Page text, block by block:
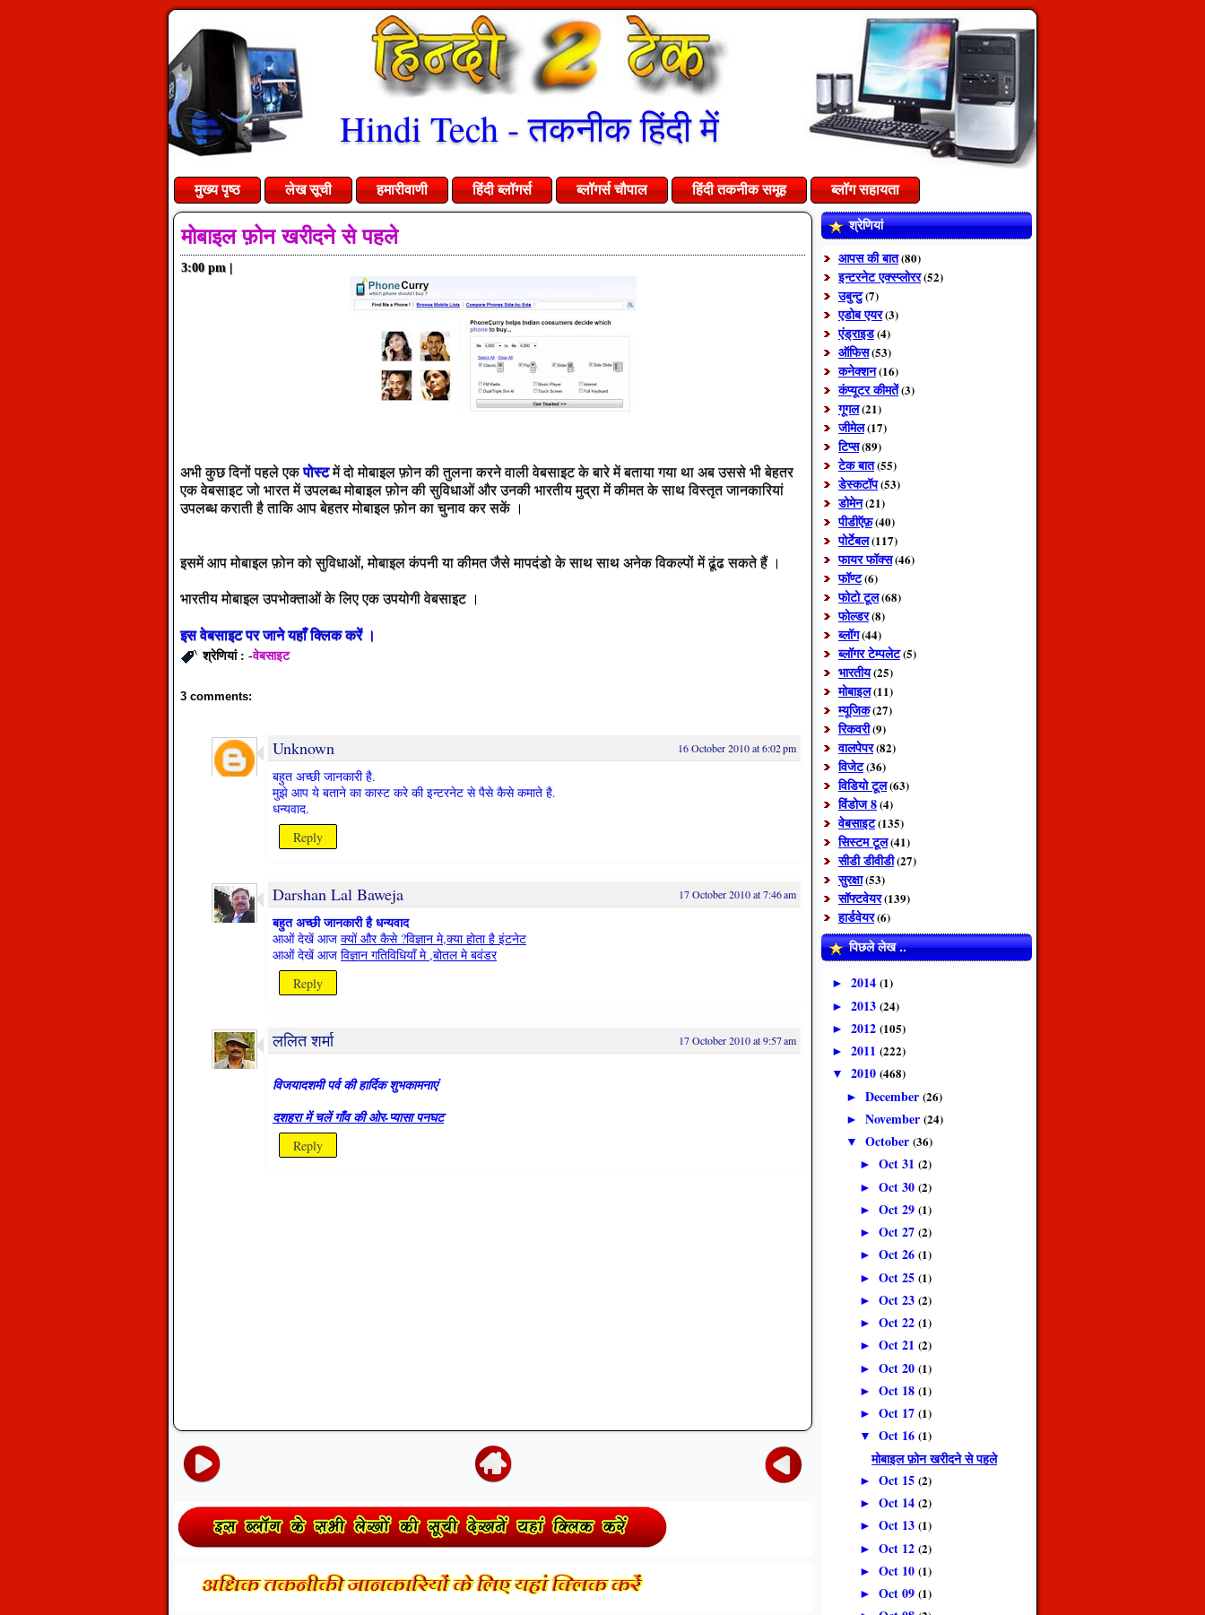
Hindi Tech - तकनीक हिंदी में
मुख्य पृष्ठ लेख सूची हमारीवाणी हिंदी ब्लॉगर्स ब्लॉगर्स चौपाल हिंदी तकनीक समूह ब्लॉग सहायता
मोबाइल फ़ोन खरीदने से पहले
3:00 pm |
अभी कुछ दिनों पहले एकपोस्टमें दो मोबाइल फ़ोन की तुलना करने वाली वेबसाइट के बारे में बताया गया था अब उससे भी बेहतर
एक वेबसाइट जो भारत में उपलब्ध मोबाइल फ़ोन की सुविधाओं और उनकी भारतीय मुद्रा में कीमत के साथ विस्तृत जानकारियां
उपलब्ध कराती है ताकि आप बेहतर मोबाइल फ़ोन का चुनाव कर सकें ।
इसमें आप मोबाइल फ़ोन को सुविधाओं, मोबाइल कंपनी या कीमत जैसे मापदंडो के साथ साथ अनेक विकल्पों में ढूंढ सकते हैं ।
भारतीय मोबाइल उपभोक्ताओं के लिए एक उपयोगी वेबसाइट ।
इसवेबसाइटपरजानेयहाँक्लिककरें।
श्रेणियां : -वेबसाइट
3 comments:
Unknown 16 October 2010 at 6:02 pm
बहुत अच्छी जानकारी है.
मुझे आप ये बताने का कास्ट करे की इन्टरनेट से पैसे कैसे कमाते है.
धन्यवाद.
Reply
Darshan Lal Baweja 17 October 2010 at 7:46 am
बहुत अच्छी जानकारी है धन्यवाद
आओं देखें आज क्यों और कैसे ?विज्ञान मे,क्या होता है इंटनेट
आओं देखें आज विज्ञान गतिविधियाँ मे ,बोतल मे बवंडर
Reply
ललित शर्मा 17 October 2010 at 9:57 am
विजयादशमी पर्व की हार्दिक शुभकामनाएं
दशहरा में चलें गाँव की ओर-प्यासा पनघट
Reply
श्रेणियां
आपस की बात(80)
इन्टरनेट एक्स्प्लोरर(52)
उबुन्टु(7)
एडोब एयर(3)
एंड्राइड(4)
ऑफिस(53)
कनेक्शन(16)
कंप्यूटर कीमतें(3)
गूगल(21)
जीमेल(17)
टिप्स(89)
टेक बात(55)
डेस्कटॉप(53)
डोमेन(21)
पीडीऍफ़(40)
पोर्टेबल(117)
फायर फॉक्स(46)
फॉण्ट(6)
फोटो टूल(68)
फोल्डर(8)
ब्लॉग(44)
ब्लॉगर टेम्पलेट(5)
भारतीय(25)
मोबाइल(11)
म्यूजिक(27)
रिकवरी(9)
वालपेपर(82)
विजेट(36)
विडियो टूल(63)
विंडोज 8(4)
वेबसाइट(135)
सिस्टम टूल(41)
सीडी डीवीडी(27)
सुरक्षा(53)
सॉफ्टवेयर(139)
हार्डवेयर(6)
पिछले लेख ..
► 2014 (1)
► 2013 (24)
► 2012 (105)
► 2011 (222)
▼ 2010 (468)
► December (26)
► November (24)
▼ October (36)
►Oct 31(2)
►Oct 30(2)
►Oct 29(1)
►Oct 27(2)
►Oct 26(1)
►Oct 25(1)
►Oct 23(2)
►Oct 22(1)
►Oct 21(2)
►Oct 20(1)
►Oct 18(1)
►Oct 17(1)
▼Oct 16(1)
मोबाइल फ़ोन खरीदने से पहले
►Oct 15(2)
►Oct 14(2)
►Oct 13(1)
►Oct 12(2)
►Oct 10(1)
►Oct 09(1)